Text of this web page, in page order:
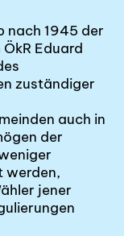
nach 1945 der
Eduard
zuständiger
auch in
der
werden,
jener